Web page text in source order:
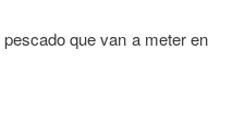
que van a meter en